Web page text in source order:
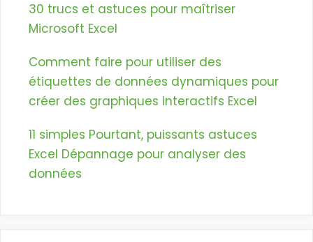
30 trucs et astuces pour maîtriser
Microsoft Excel
Comment faire pour utiliser des
étiquettes de données dynamiques pour
créer des graphiques interactifs Excel
11 simples Pourtant, puissants astuces
Excel Dépannage pour analyser des
données